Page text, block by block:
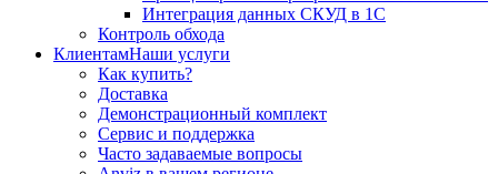
Интеграция данных СКУД в 1С
Контроль обхода
КлиентамНаши услуги
Как купить?
Доставка
Демонстрационный комплект
Сервис и поддержка
Часто задаваемые вопросы